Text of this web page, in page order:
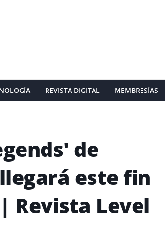
REVISTA DIGITAL MEMBRESÍAS
de
este fin
Revista Level